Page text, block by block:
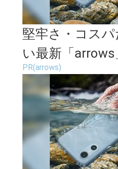
堅牢さ・コス
い最新「arrows
PR(arrows)